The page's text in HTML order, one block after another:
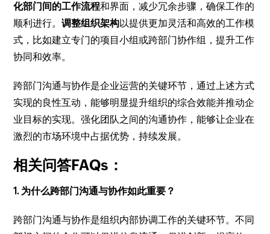
化部门间的工作流程和界面，减少冗余步骤，确保工作的
顺利进行。调整组织架构以提供更加灵活和高效的工作模
式，比如建立专门的项目小组或跨部门协作组，提升工作
协同和效率。
跨部门沟通与协作是企业运营的关键环节，通过上述方式
实现的良性互动，能够明显提升组织的综合效能并推动企
业目标的实现。强化团队之间的沟通协作，能够让企业在
激烈的市场环境中占据优势，持续发展。
相关问答FAQs：
1. 为什么跨部门沟通与协作如此重要？
跨部门沟通与协作是组织内部协调工作的关键环节。不同